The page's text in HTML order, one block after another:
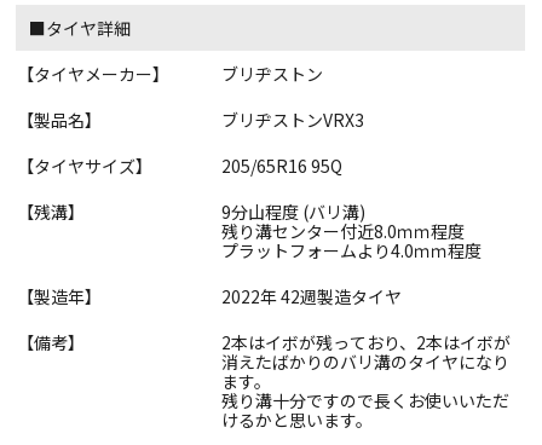
■タイヤ詳細
【タイヤメーカー】
ブリヂストン
【製品名】
ブリヂストンVRX3
【タイヤサイズ】
205/65R16 95Q
【残溝】
9分山程度 (バリ溝)
残り溝センター付近8.0ｍｍ程度
プラットフォームより4.0ｍｍ程度
【製造年】
2022年 42週製造タイヤ
【備考】
2本はイボが残っており、2本はイボが
消えたばかりのバリ溝のタイヤになり
ます。
残り溝十分ですので長くお使いいただ
けるかと思います。